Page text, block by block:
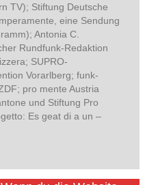
TV); Stiftung Deutsche
eine Sendung
Antonia C.
Rundfunk-Redaktion
SUPRO-
Vorarlberg; funk-
pro mente Austria
und Stiftung Pro
Es geat di a un –